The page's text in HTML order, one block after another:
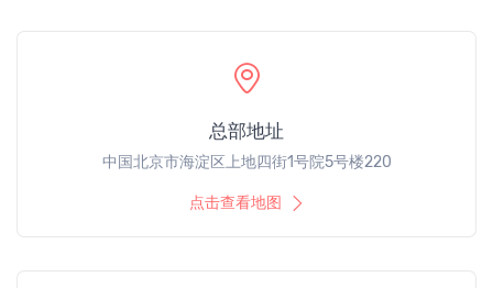
总部地址
中国北京市海淀区上地四街1号院5号楼220
点击查看地图